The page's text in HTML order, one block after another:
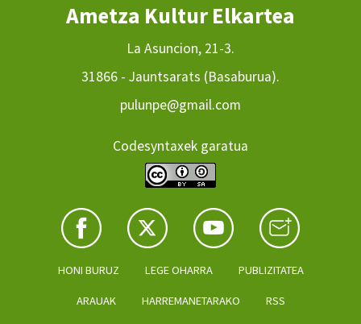
Ametza Kultur Elkartea
La Asuncion, 21-3.
31866 - Jauntsarats (Basaburua).
pulunpe@gmail.com
Codesyntaxek garatua
HONI BURUZ LEGE OHARRA PUBLIZITATEA
ARAUAK HARREMANETARAKO RSS